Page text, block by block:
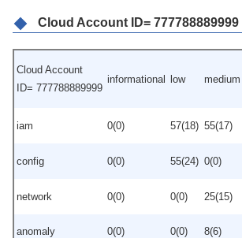
Cloud Account ID= 777788889999
Cloud Account
ID= 777788889999
informational low medium
iam 0(0) 57(18) 55(17)
config 0(0) 55(24) 0(0)
network 0(0) 0(0) 25(15)
anomaly 0(0) 0(0) 8(6)